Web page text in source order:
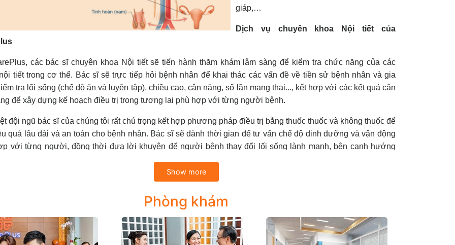
giáp,…
Dịch vụ chuyên khoa Nội tiết của
các bác sĩ chuyên khoa Nội tiết sẽ tiến hành thăm khám lâm sàng để kiểm tra chức năng của các
tiết trong cơ thể. Bác sĩ sẽ trực tiếp hỏi bệnh nhân để khai thác các vấn đề về tiền sử bệnh nhân và gia
tra lối sống (chế độ ăn và luyện tập), chiều cao, cân nặng, số lần mang thai..., kết hợp với các kết quả cận
để xây dựng kế hoạch điều trị trong tương lai phù hợp với từng người bệnh.
đội ngũ bác sĩ của chúng tôi rất chú trọng kết hợp phương pháp điều trị bằng thuốc thuốc và không thuốc để
quả lâu dài và an toàn cho bệnh nhân. Bác sĩ sẽ dành thời gian để tư vấn chế độ dinh dưỡng và vận động
với từng người, đồng thời đưa lời khuyên để người bệnh thay đổi lối sống lành mạnh, bên cạnh hướng
tôi tiếp nhận chẩn đoán và điều trị các bệnh nội tiết thường gặp như:
tư vấn, tầm soát, điều trị bệnh đái tháo đường và biến chứng đái tháo đường:
tháo đường type 1
: Là chứng rối loạn tự miễn, do cơ thể không thể sản xuất hormone insulin, chiếm
3-5% các trường hợp mắc bệnh. Không có insulin đồng nghĩa glucose sẽ không được sử dụng khiến
Show more
Phòng khám